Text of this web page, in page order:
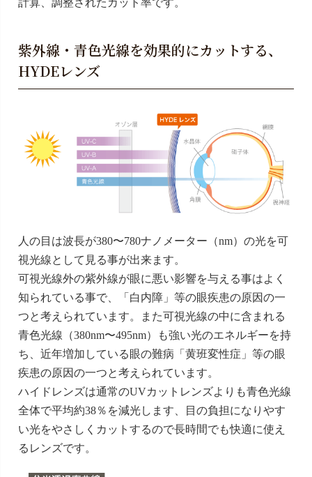
紫外線・青色光線を効果的にカットする、
HYDEレンズ
人の目は波長が380〜780ナノメーター（nm）の光を可
視光線として見る事が出来ます。
可視光線外の紫外線が眼に悪い影響を与える事はよく
知られている事で、「白内障」等の眼疾患の原因の一
つと考えられています。また可視光線の中に含まれる
青色光線（380nm〜495nm）も強い光のエネルギーを持
ち、近年増加している眼の難病「黄班変性症」等の眼
疾患の原因の一つと考えられています。
ハイドレンズは通常のUVカットレンズよりも青色光線
全体で平均約38％を減光します、目の負担になりやす
い光をやさしくカットするので長時間でも快適に使え
るレンズです。